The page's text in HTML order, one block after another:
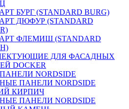
БУРГ (STANDARD BURG)
ДЮФУР (STANDARD
ФЛЕМИШ (STANDARD
ДЛЯ ФАСАДНЫХ
DOCKER
NORDSIDE
ПАНЕЛИ NORDSIDE
КИРПИЧ
ПАНЕЛИ NORDSIDE